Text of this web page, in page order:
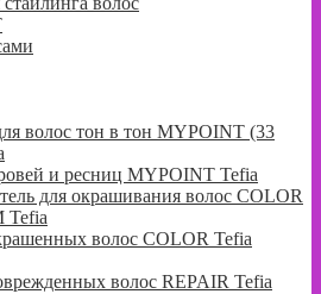
волос тон в тон MYPOINT (33
и ресниц MYPOINT Tefia
для окрашивания волос COLOR
Tefia
волос COLOR Tefia
волос REPAIR Tefia